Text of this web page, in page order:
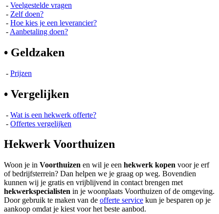
- Veelgestelde vragen
- Zelf doen?
- Hoe kies je een leverancier?
- Aanbetaling doen?
• Geldzaken
- Prijzen
• Vergelijken
- Wat is een hekwerk offerte?
- Offertes vergelijken
Hekwerk Voorthuizen
Woon je in Voorthuizen en wil je een hekwerk kopen voor je erf
of bedrijfsterrein? Dan helpen we je graag op weg. Bovendien
kunnen wij je gratis en vrijblijvend in contact brengen met
hekwerkspecialisten in je woonplaats Voorthuizen of de omgeving.
Door gebruik te maken van de offerte service kun je besparen op je
aankoop omdat je kiest voor het beste aanbod.